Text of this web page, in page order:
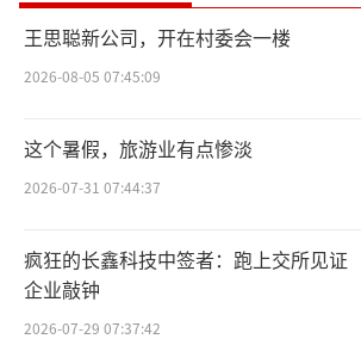
王思聪新公司，开在村委会一楼
2026-08-05 07:45:09
这个暑假，旅游业有点惨淡
2026-07-31 07:44:37
疯狂的长鑫科技中签者：跑上交所见证
企业敲钟
2026-07-29 07:37:42